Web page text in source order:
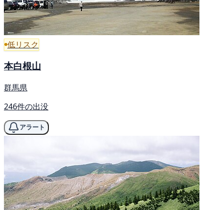
低リスク
本白根山
群馬県
246件の出没
アラート